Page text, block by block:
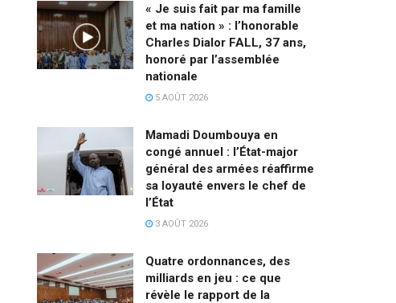
« Je suis fait par ma famille
et ma nation » : l’honorable
Charles Dialor FALL, 37 ans,
honoré par l’assemblée
nationale
5 AOÛT 2026
Mamadi Doumbouya en
congé annuel : l’État-major
général des armées réaffirme
sa loyauté envers le chef de
l’État
3 AOÛT 2026
Quatre ordonnances, des
milliards en jeu : ce que
révèle le rapport de la